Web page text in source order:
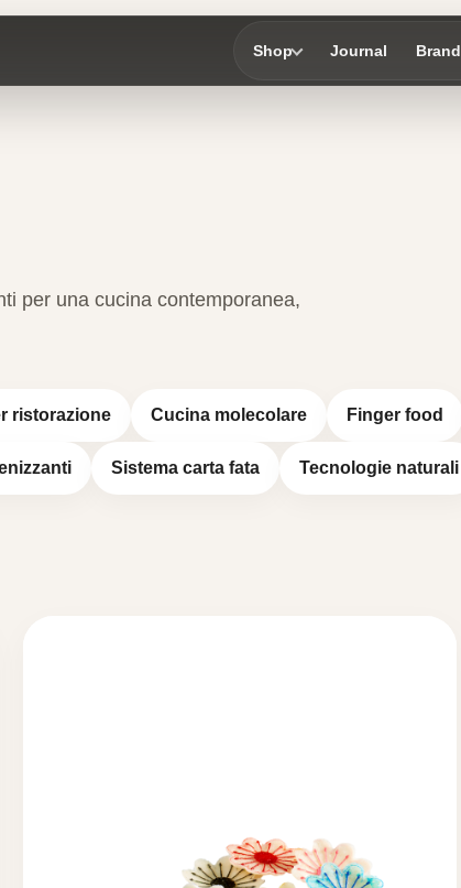
Shop Journal Brand
per una cucina contemporanea,
ristorazione Cucina molecolare Finger food
Sistema carta fata Tecnologie naturali